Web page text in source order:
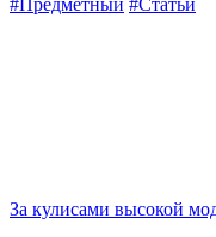
За кулисами высокой